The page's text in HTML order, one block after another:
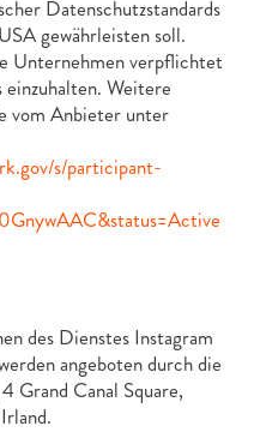
Datenschutzstandards
gewährleisten soll.
Unternehmen verpflichtet
einzuhalten. Weitere
vom Anbieter unter
s/participant-
des Dienstes Instagram
angeboten durch die
Grand Canal Square,